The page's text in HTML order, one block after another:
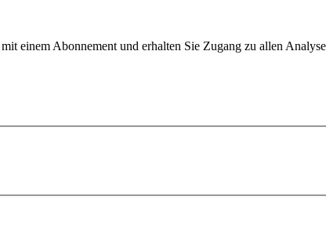
einem Abonnement und erhalten Sie Zugang zu allen